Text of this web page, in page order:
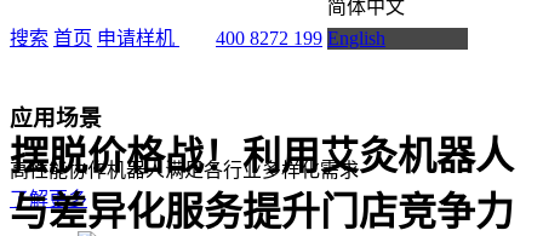
搜索 首页 申请样机 400 8272 199
简体中文
English
应用场景
高性能协作机器人满足各行业多样化需求
了解更多
摆脱价格战！利用艾灸机器人
与差异化服务提升门店竞争力